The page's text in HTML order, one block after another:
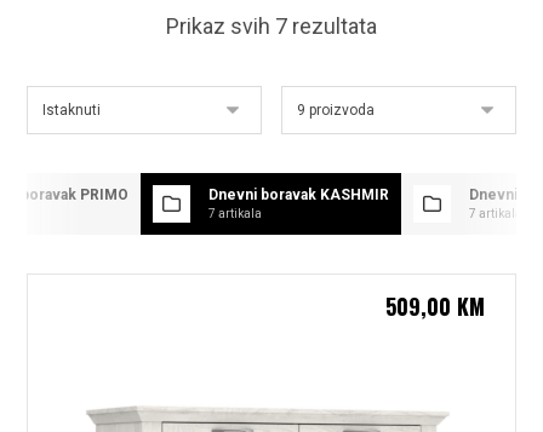
Prikaz svih 7 rezultata
boravak PRIMO Dnevni boravak KASHMIR
7 artikala
Dnevni
7 artikala
509,00 KM